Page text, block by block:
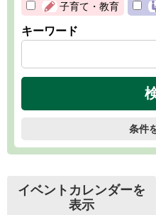
子育て・教育
キーワード
条件
イベントカレンダーを
表示